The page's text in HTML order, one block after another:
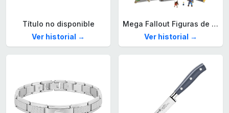
Título no disponible
Ver historial →
Mega Fallout Figuras de acción y Juguetes de construcción, Parada de Camiones Red Rocket con 824 Piezas, 2 Personajes articulados y Accesorios, para coleccionistas, HXT00
Ver historial →